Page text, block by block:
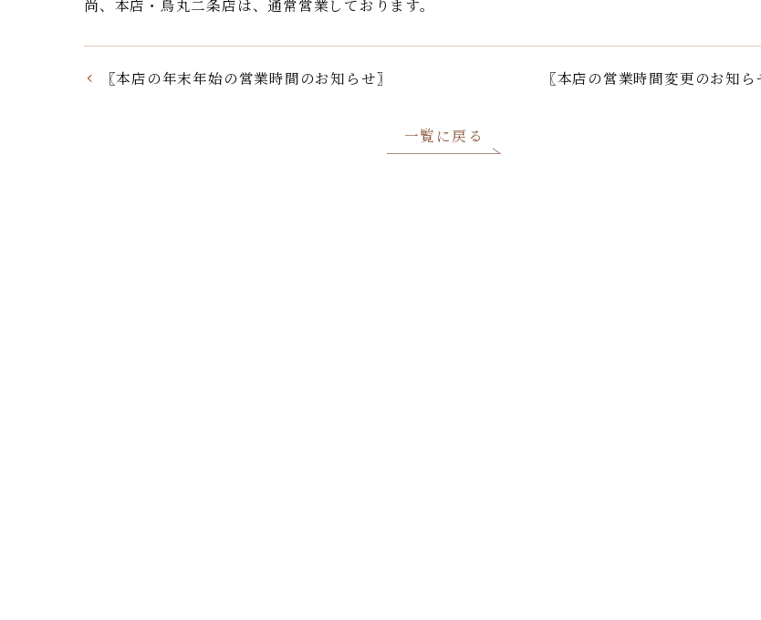
尚、本店・烏丸二条店は、通常営業しております。
〖本店の年末年始の営業時間のお知らせ〗 〖本店の営業時間変更のお知ら
一覧に戻る